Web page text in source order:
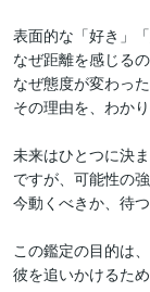
表面的な「好き」
なぜ距離を感じるの
なぜ態度が変わった
その理由を、わか
未来はひとつに決
ですが、可能性の
今動くべきか、待
この鑑定の目的は、
彼を追いかけるた